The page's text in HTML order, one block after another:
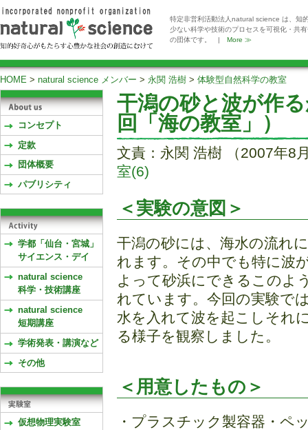
特定非営利活動法人natural science は、知
少ない科学や技術のプロセスを可視化・共
の団体です。 | More ≫
HOME > natural science メンバー > 永関 浩樹 > 体験型自然科学の教室
干潟の砂と波が作
回「海の教室」）
文責：永関 浩樹 （2007年8
室(6)
＜実験の意図＞
干潟の砂には、海水の流れ
れます。その中でも特に波
よって砂浜にできるこのよ
れています。今回の実験で
水を入れて波を起こしそれ
る様子を観察しました。
＜用意したもの＞
・プラスチック製容器・ペ
コンセプト
定款
団体概要
パブリシティ
学都「仙台・宮城」
サイエンス・デイ
natural science
科学・技術講座
natural science
短期講座
学術発表・講演など
その他
仮想物理実験室